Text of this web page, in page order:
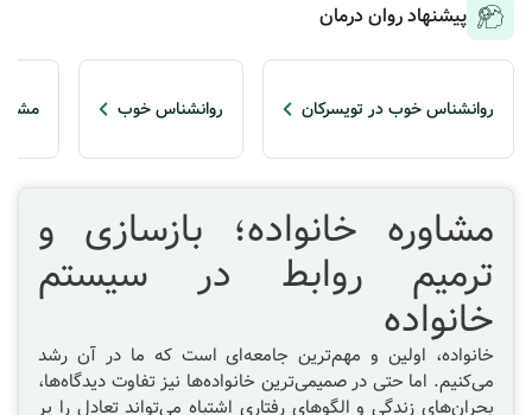
پیشنهاد روان درمان
روانشناس خوب در تویسرکان روانشناس خوب
مشاوره خانواده؛ بازسازی و
ترمیم روابط در سیستم
خانواده
خانواده، اولین و مهم‌ترین جامعه‌ای است که ما در آن رشد
می‌کنیم. اما حتی در صمیمی‌ترین خانواده‌ها نیز تفاوت دیدگاه‌ها،
بحران‌های زندگی و الگوهای رفتاری اشتباه می‌تواند تعادل را بر